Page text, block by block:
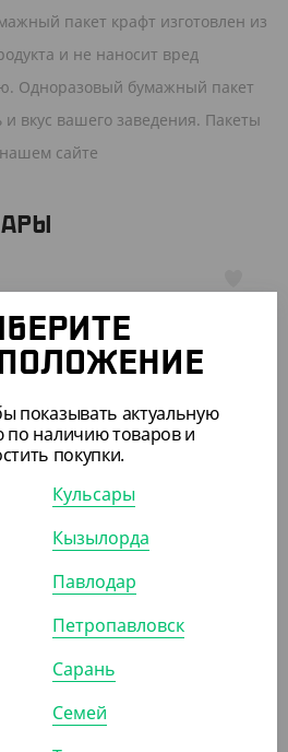
пакет крафт изготовлен из
и не наносит вред
Одноразовый бумажный пакет
вкус вашего заведения. Пакеты
сайте
180*120*290 мм
показывать актуальную
наличию товаров и
покупки.
Кульсары
Кызылорда
Павлодар
Петропавловск
Сарань
Семей